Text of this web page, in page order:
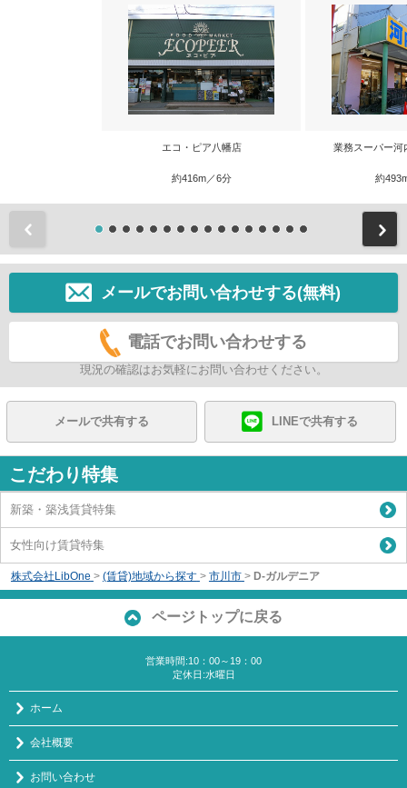
エコ・ピア八幡店
約416m／6分
業務スーパー河
約
メールでお問い合わせする(無料)
電話でお問い合わせする
現況の確認はお気軽にお問い合わせください。
メールで共有する LINEで共有する
こだわり特集
新築・築浅賃貸特集
女性向け賃貸特集
株式会社LibOne > (賃貸)地域から探す > 市川市 > D-ガルデニア
ページトップに戻る
営業時間:10：00～19：00
定休日:水曜日
ホーム
会社概要
お問い合わせ